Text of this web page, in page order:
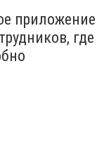
приложение
где